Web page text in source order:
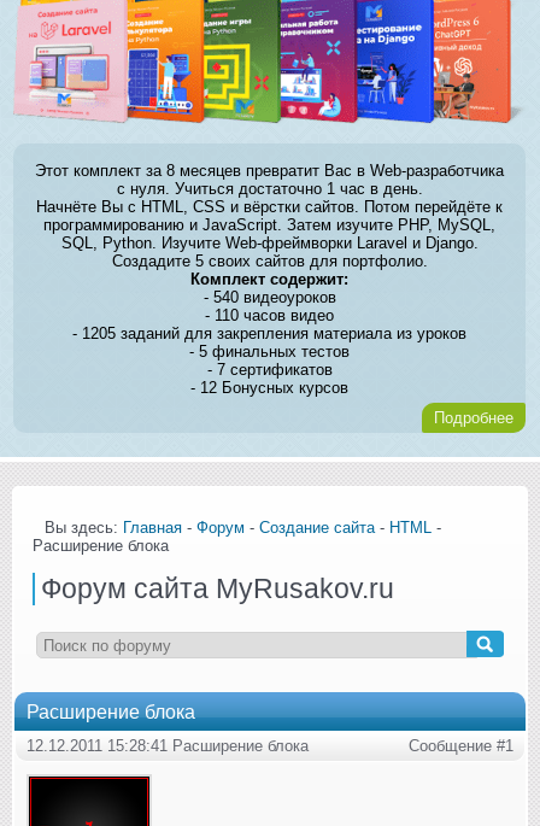
Этот комплект за 8 месяцев превратит Вас в Web-разработчика
с нуля. Учиться достаточно 1 час в день.
Начнёте Вы с HTML, CSS и вёрстки сайтов. Потом перейдёте к
программированию и JavaScript. Затем изучите PHP, MySQL,
SQL, Python. Изучите Web-фреймворки Laravel и Django.
Создадите 5 своих сайтов для портфолио.
Комплект содержит:
- 540 видеоуроков
- 110 часов видео
- 1205 заданий для закрепления материала из уроков
- 5 финальных тестов
- 7 сертификатов
- 12 Бонусных курсов
Подробнее
Вы здесь: Главная - Форум - Создание сайта - HTML -
Расширение блока
Форум сайта MyRusakov.ru
Расширение блока
12.12.2011 15:28:41 Расширение блока Сообщение #1